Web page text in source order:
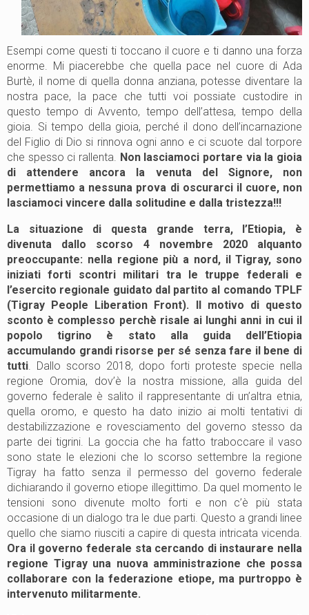
Esempi come questi ti toccano il cuore e ti danno una forza
enorme. Mi piacerebbe che quella pace nel cuore di Ada
Burtè, il nome di quella donna anziana, potesse diventare la
nostra pace, la pace che tutti voi possiate custodire in
questo tempo di Avvento, tempo dell’attesa, tempo della
gioia. Si tempo della gioia, perché il dono dell’incarnazione
del Figlio di Dio si rinnova ogni anno e ci scuote dal torpore
che spesso ci rallenta. Non lasciamoci portare via la gioia
di attendere ancora la venuta del Signore, non
permettiamo a nessuna prova di oscurarci il cuore, non
lasciamoci vincere dalla solitudine e dalla tristezza!!!
La situazione di questa grande terra, l’Etiopia, è
divenuta dallo scorso 4 novembre 2020 alquanto
preoccupante: nella regione più a nord, il Tigray, sono
iniziati forti scontri militari tra le truppe federali e
l’esercito regionale guidato dal partito al comando TPLF
(Tigray People Liberation Front). Il motivo di questo
sconto è complesso perchè risale ai lunghi anni in cui il
popolo tigrino è stato alla guida dell’Etiopia
accumulando grandi risorse per sé senza fare il bene di
tutti. Dallo scorso 2018, dopo forti proteste specie nella
regione Oromia, dov’è la nostra missione, alla guida del
governo federale è salito il rappresentante di un’altra etnia,
quella oromo, e questo ha dato inizio ai molti tentativi di
destabilizzazione e rovesciamento del governo stesso da
parte dei tigrini. La goccia che ha fatto traboccare il vaso
sono state le elezioni che lo scorso settembre la regione
Tigray ha fatto senza il permesso del governo federale
dichiarando il governo etiope illegittimo. Da quel momento le
tensioni sono divenute molto forti e non c’è più stata
occasione di un dialogo tra le due parti. Questo a grandi linee
quello che siamo riusciti a capire di questa intricata vicenda.
Ora il governo federale sta cercando di instaurare nella
regione Tigray una nuova amministrazione che possa
collaborare con la federazione etiope, ma purtroppo è
intervenuto militarmente.